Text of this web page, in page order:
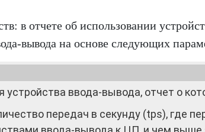
в отчете об использовании
вывода на основе следующих
устройства ввода-вывода, отчет о
передач в секунду (tps), где